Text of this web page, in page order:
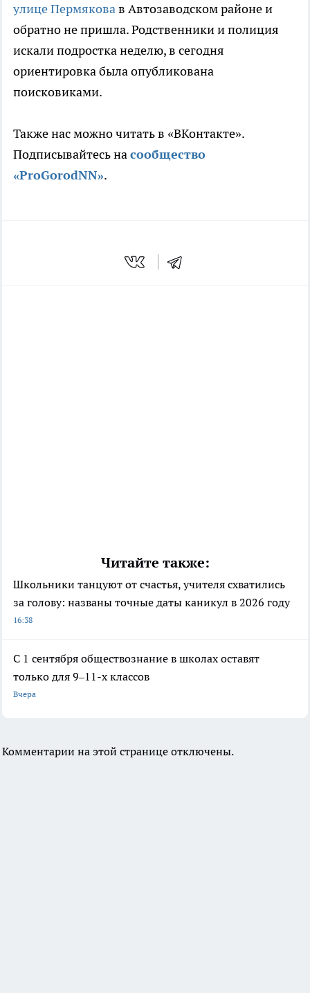
улице Пермяковав Автозаводском районе и
обратно не пришла. Родственники и полиция
искали подростка неделю, в сегодня
ориентировка была опубликована
поисковиками.
Также нас можно читать в «ВКонтакте».
Подписывайтесь насообщество
«ProGorodNN».
Читайте также:
Школьники танцуют от счастья, учителя схватились
за голову: названы точные даты каникул в 2026 году
16:38
С 1 сентября обществознание в школах оставят
только для 9–11-х классов
Вчера
Комментарии на этой странице отключены.